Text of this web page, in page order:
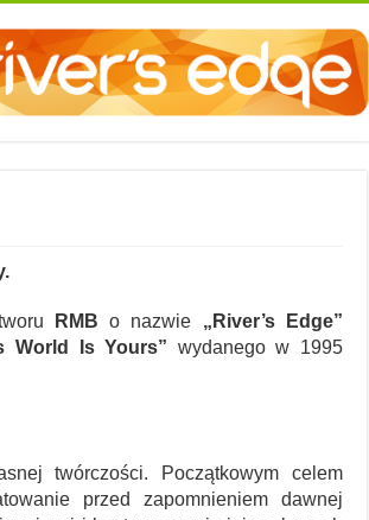
RMB o nazwie „River’s Edge”
World Is Yours” wydanego w 1995
twórczości. Początkowym celem
przed zapomnieniem dawnej